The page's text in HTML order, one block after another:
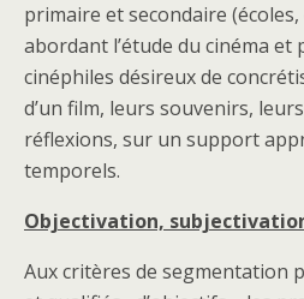
primaire et secondaire (écoles,
abordant l’étude du cinéma et
cinéphiles désireux de
d’un film, leurs souvenirs,
réflexions, sur un support
temporels.
Objectivation,
Aux critères de segmentation